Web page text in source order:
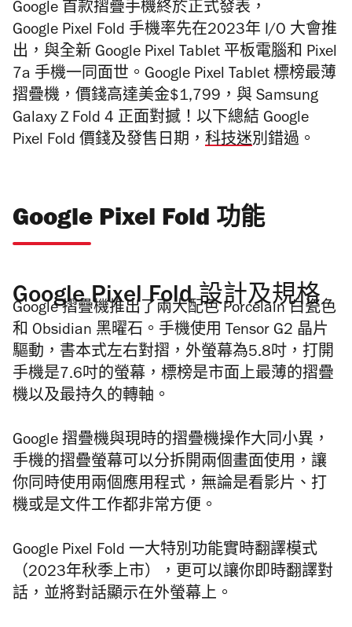
Google 首款摺疊手機終於正式發表，
Google Pixel Fold 手機率先在2023年 I/O 大會推
出，與全新 Google Pixel Tablet 平板電腦和 Pixel
7a 手機一同面世。Google Pixel Tablet 標榜最薄
摺疊機，價錢高達美金$1,799，與 Samsung
Galaxy Z Fold 4 正面對撼！以下總結 Google
Pixel Fold 價錢及發售日期， 科技迷別錯過。
Google Pixel Fold 功能
Google Pixel Fold 設計及規格
Google 摺疊機推出了兩大配色 Porcelain 白瓷色
和 Obsidian 黑曜石。手機使用 Tensor G2 晶片
驅動，書本式左右對摺，外螢幕為5.8吋，打開
手機是7.6吋的螢幕，標榜是市面上最薄的摺疊
機以及最持久的轉軸。
Google 摺疊機與現時的摺疊機操作大同小異，
手機的摺疊螢幕可以分拆開兩個畫面使用，讓
你同時使用兩個應用程式，無論是看影片、打
機或是文件工作都非常方便。
Google Pixel Fold 一大特別功能實時翻譯模式
（2023年秋季上市），更可以讓你即時翻譯對
話，並將對話顯示在外螢幕上。